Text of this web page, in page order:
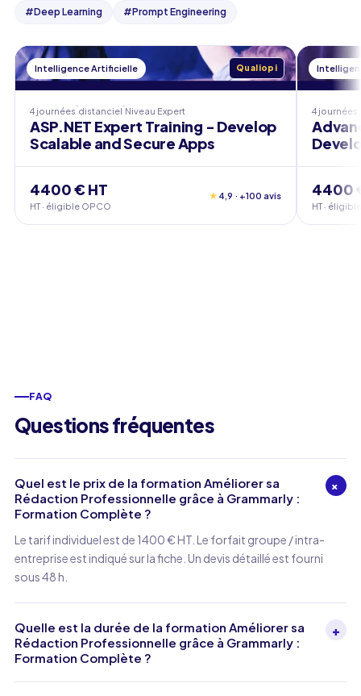
#Deep Learning #Prompt Engineering
Intelligence Artificielle Qualiopi
4 journées distanciel Niveau Expert
ASP.NET Expert Training - Develop
Scalable and Secure Apps
4400 € HT
HT · éligible OPCO
★ 4,9 · +100 avis
4 journées
4400
HT ·
FAQ
Questions fréquentes
Quel est le prix de la formation Améliorer sa
Rédaction Professionnelle grâce à Grammarly :
Formation Complète ?
+
Le tarif individuel est de 1400 € HT. Le forfait groupe / intra-
entreprise est indiqué sur la fiche. Un devis détaillé est fourni
sous 48 h.
Quelle est la durée de la formation Améliorer sa
Rédaction Professionnelle grâce à Grammarly :
Formation Complète ?
+